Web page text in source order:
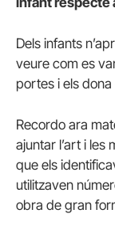
Dels infants
veure com es
portes i els
Recordo ara
ajuntar l’art i les
que els
utilitzaven
obra de gran